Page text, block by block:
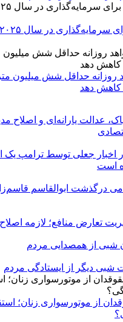
روزانه حداقل شش میلیون
دهد
عدالت یارانه‌ای و اصلاح
اخبار جعلی توسط ترامپ یک
است
درگذشت ابوالقاسم
تعارض منافع؛ لازمه
شبی از همصدایی مردم
شبی دیگر از ایستادگی مردم
از موتورسواری زنان؛